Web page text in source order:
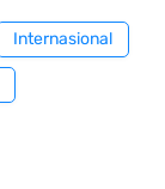
Internasional